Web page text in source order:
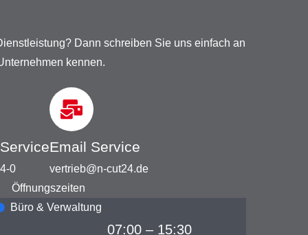
Dann schreiben Sie uns einfach an
kennen.
0
Email Service
vertrieb@n-cut24.de
Öffnungszeiten
Büro & Verwaltung
07:00 – 15:30